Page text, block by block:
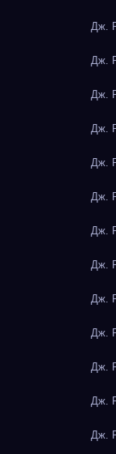
Дж.
Дж.
Дж.
Дж.
Дж.
Дж.
Дж.
Дж.
Дж.
Дж.
Дж.
Дж.
Дж.